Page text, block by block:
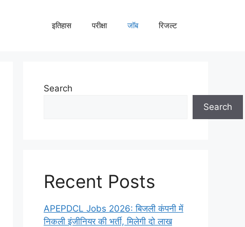
इतिहास परीक्षा जॉब रिजल्ट
Search
Search
Recent Posts
APEPDCL Jobs 2026: बिजली कंपनी में
निकली इंजीनियर की भर्ती, मिलेगी दो लाख